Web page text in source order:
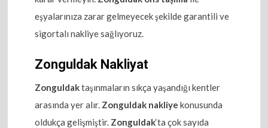
eşyalarınıza zarar gelmeyecek şekilde garantili ve
sigortalı nakliye sağlıyoruz.
Zonguldak Nakliyat
Zonguldaktaşınmaların sıkça yaşandığı kentler
arasında yer alır. Zonguldak nakliye konusunda
oldukça gelişmiştir. Zonguldak‘ta çok sayıda